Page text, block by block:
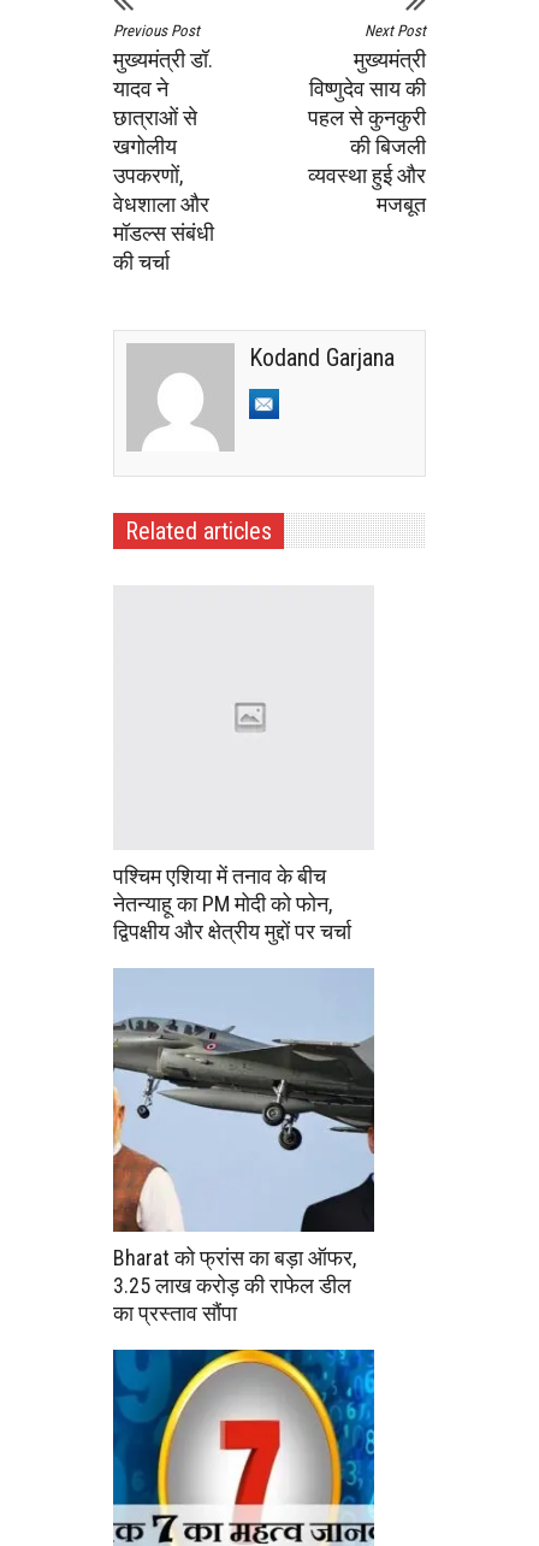
Previous Post
मुख्यमंत्री डॉ.
यादव ने
छात्राओं से
खगोलीय
उपकरणों,
वेधशाला और
मॉडल्स संबंधी
की चर्चा
Next Post
मुख्यमंत्री
विष्णुदेव साय की
पहल से कुनकुरी
की बिजली
व्यवस्था हुई और
मजबूत
Kodand Garjana
Related articles
पश्चिम एशिया में तनाव के बीच
नेतन्याहू का PM मोदी को फोन,
द्विपक्षीय और क्षेत्रीय मुद्दों पर चर्चा
Bharat को फ्रांस का बड़ा ऑफर,
3.25 लाख करोड़ की राफेल डील
का प्रस्ताव सौंपा